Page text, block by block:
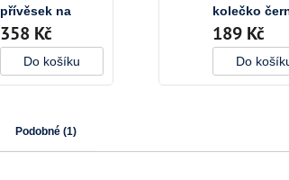
přívěsek na
kroužku
358 Kč
Do košíku
kolečko
189 Kč
Do
Podobné (1)